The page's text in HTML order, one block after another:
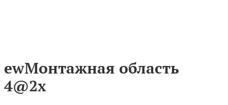
ewМонтажная область
4@2x